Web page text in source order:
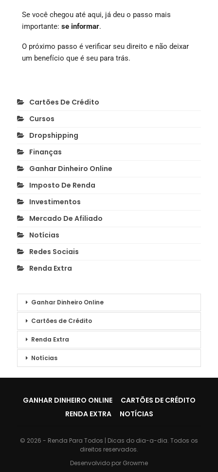
Se você chegou até aqui, já deu o passo mais
importante: se informar.
O próximo passo é verificar seu direito e não deixar
um benefício que é seu para trás.
Cartões De Crédito
Cursos
Dropshipping
Finanças
Ganhar Dinheiro Online
Imposto De Renda
Investimentos
Mercado De Afiliado
Notícias
Redes Sociais
Renda Extra
Ganhar Dinheiro Online
Cartões de Crédito
Renda Extra
Notícias
GANHAR DINHEIRO ONLINE
CARTÕES DE CRÉDITO
RENDA EXTRA
NOTÍCIAS
© 2026 - Renda Para Todos | Dicas do dia-a-dia. Todos os
direitos reservados.
Desenvolvido por Growme